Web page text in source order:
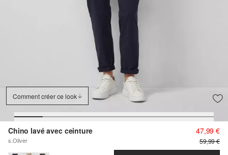
Comment créer ce look
Chino lavé avec ceinture
s.Oliver
47,99 €
59,99 €